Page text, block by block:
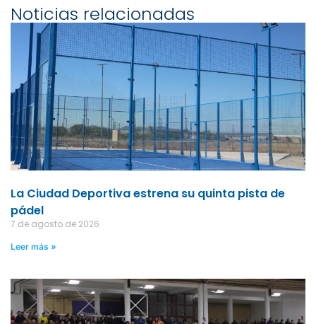
Noticias relacionadas
La Ciudad Deportiva estrena su quinta pista de
pádel
7 de agosto de 2026
Leer más »